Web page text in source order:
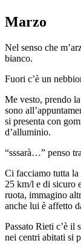
Marzo
Nel senso che
bianco.
Fuori c’è un
Me vesto, prendo
sono
si presenta con
d’alluminio.
“sssarà…” penso
Ci facciamo tutta
25 km/l e di sicuro
ruota, immagino
anche lui è affetto
Passato Rieti c’è il
nei centri abitati si